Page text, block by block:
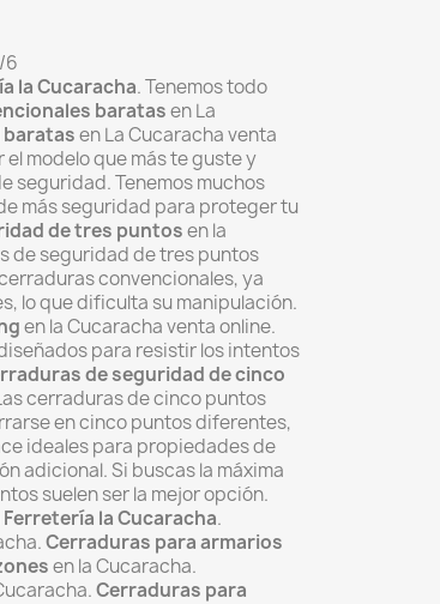
6
la Cucaracha. Tenemos todo
baratasen La
en La Cucaracha venta
modelo que más te guste y
seguridad. Tenemos muchos
más seguridad para proteger tu
de tres puntosen la
de seguridad de tres puntos
convencionales, ya
lo que dificulta su manipulación.
en la Cucaracha venta online.
para resistir los intentos
de seguridad de cinco
as cerraduras de cinco puntos
en cinco puntos diferentes,
ideales para propiedades de
adicional.Si buscas la máxima
suelen ser la mejor opción.
la Cucaracha.
Cerraduras para armarios
en la Cucaracha.
Cerraduras para